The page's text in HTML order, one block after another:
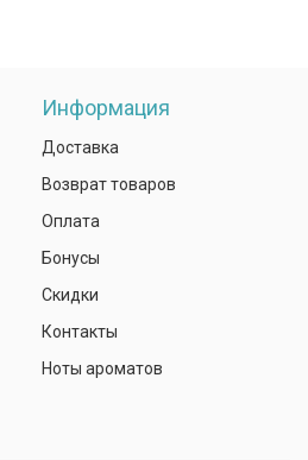
Информация
Доставка
Возврат товаров
Оплата
Бонусы
Скидки
Контакты
Ноты ароматов